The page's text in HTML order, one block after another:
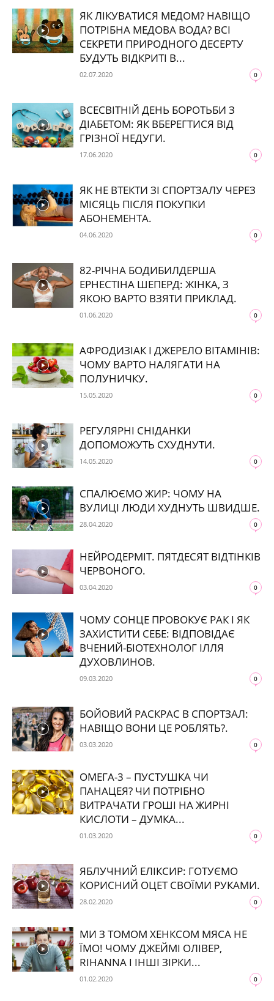
ЯК ЛІКУВАТИСЯ МЕДОМ? НАВІЩО
ПОТРІБНА МЕДОВА ВОДА? ВСІ
СЕКРЕТИ ПРИРОДНОГО ДЕСЕРТУ
БУДУТЬ ВІДКРИТІ В...
02.07.2020 0
ВСЕСВІТНІЙ ДЕНЬ БОРОТЬБИ З
ДІАБЕТОМ: ЯК ВБЕРЕГТИСЯ ВІД
ГРІЗНОЇ НЕДУГИ.
17.06.2020 0
ЯК НЕ ВТЕКТИ ЗІ СПОРТЗАЛУ ЧЕРЕЗ
МІСЯЦЬ ПІСЛЯ ПОКУПКИ
АБОНЕМЕНТА.
04.06.2020 0
82-РІЧНА БОДИБИЛДЕРША
ЕРНЕСТІНА ШЕПЕРД: ЖІНКА, З
ЯКОЮ ВАРТО ВЗЯТИ ПРИКЛАД.
01.06.2020 0
АФРОДИЗІАК І ДЖЕРЕЛО ВІТАМІНІВ:
ЧОМУ ВАРТО НАЛЯГАТИ НА
ПОЛУНИЧКУ.
15.05.2020 0
РЕГУЛЯРНІ СНІДАНКИ
ДОПОМОЖУТЬ СХУДНУТИ.
14.05.2020 0
СПАЛЮЄМО ЖИР: ЧОМУ НА
ВУЛИЦІ ЛЮДИ ХУДНУТЬ ШВИДШЕ.
28.04.2020 0
НЕЙРОДЕРМІТ. ПЯТДЕСЯТ ВІДТІНКІВ
ЧЕРВОНОГО.
03.04.2020 0
ЧОМУ СОНЦЕ ПРОВОКУЄ РАК І ЯК
ЗАХИСТИТИ СЕБЕ: ВІДПОВІДАЄ
ВЧЕНИЙ-БІОТЕХНОЛОГ ІЛЛЯ
ДУХОВЛИНОВ.
09.03.2020 0
БОЙОВИЙ РАСКРАС В СПОРТЗАЛ:
НАВІЩО ВОНИ ЦЕ РОБЛЯТЬ?.
03.03.2020 0
ОМЕГА-3 – ПУСТУШКА ЧИ
ПАНАЦЕЯ? ЧИ ПОТРІБНО
ВИТРАЧАТИ ГРОШІ НА ЖИРНІ
КИСЛОТИ – ДУМКА...
01.03.2020 0
ЯБЛУЧНИЙ ЕЛІКСИР: ГОТУЄМО
КОРИСНИЙ ОЦЕТ СВОЇМИ РУКАМИ.
28.02.2020 0
МИ З ТОМОМ ХЕНКСОМ МЯСА НЕ
ЇМО! ЧОМУ ДЖЕЙМІ ОЛІВЕР,
RIHANNA І ІНШІ ЗІРКИ...
01.02.2020 0